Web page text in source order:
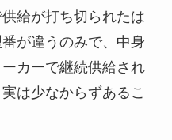
給が打ち切られたは
が違うのみで、中身
カーで継続供給され
は少なからずあるこ